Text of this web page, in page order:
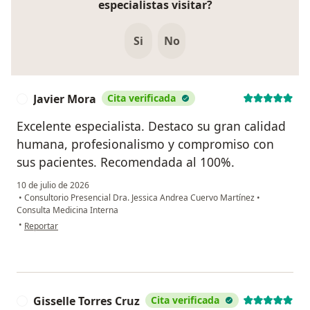
especialistas visitar?
Si No
Javier Mora Cita verificada
Excelente especialista. Destaco su gran calidad
humana, profesionalismo y compromiso con
sus pacientes. Recomendada al 100%.
10 de julio de 2026
• Consultorio Presencial Dra. Jessica Andrea Cuervo Martínez •
Consulta Medicina Interna
• en opinión del usuario Javier Mora
Reportar
Gisselle Torres Cruz Cita verificada